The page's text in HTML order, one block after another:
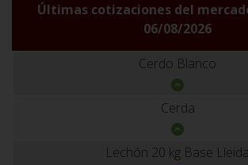
Últimas cotizaciones del
06/08/2026
Cerdo Blanco
Cerda
Lechón 20 kg Base Lleida